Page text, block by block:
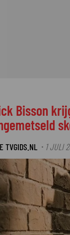
Bisson
TVGIDS.NL · 1 JULI